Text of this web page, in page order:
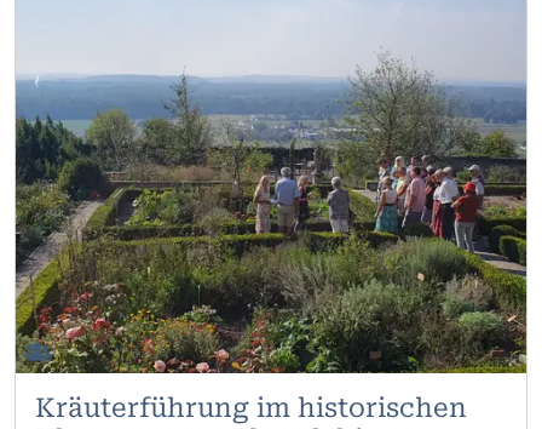
Glocken oder das Herbeibringen von Brot und
Wein. Ministrant zu sein heißt aber mehr als nur
Dienst am Altar:
Wir treffen uns unregelmäßig zu
Gruppenstunden, machen gemeinsam Ausflüge,
fahren auf eine Hütte oder unternehmen lustige
Aktionen wie Filmabende oder Spiele-
Nachmittage. Wir sind eine lebendige
Gemeinschaft, in der jeder willkommen ist –
egal ob still oder laut, groß oder klein, neu oder
schon lange dabei! 🕊️ Du willst auch dabei sein?
Dann sprich uns einfach nach dem Gottesdienst
an, komm zu einer Gruppenstunde oder deine
Eltern wenden sich an unsere Betreuerin Jenny
Kräuterführung im historischen